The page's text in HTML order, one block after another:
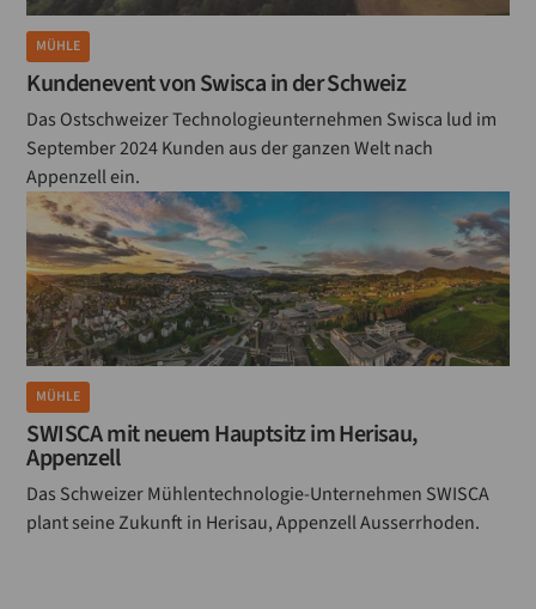
MÜHLE
Kundenevent von Swisca in der Schweiz
Das Ostschweizer Technologieunternehmen Swisca lud im
September 2024 Kunden aus der ganzen Welt nach
Appenzell ein.
MÜHLE
SWISCA mit neuem Hauptsitz im Herisau,
Appenzell
Das Schweizer Mühlentechnologie-Unternehmen SWISCA
plant seine Zukunft in Herisau, Appenzell Ausserrhoden.